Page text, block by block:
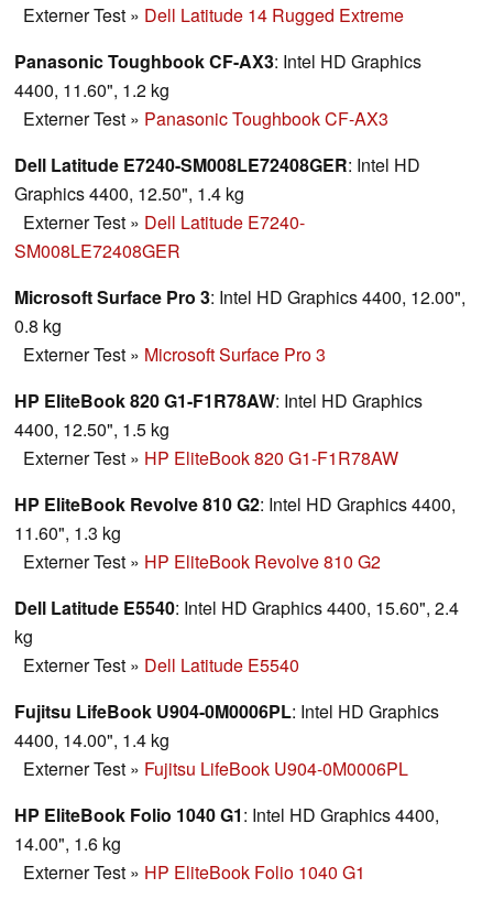
Externer Test » Dell Latitude 14 Rugged Extreme
Panasonic Toughbook CF-AX3: Intel HD Graphics
4400, 11.60", 1.2 kg
Externer Test » Panasonic Toughbook CF-AX3
Dell Latitude E7240-SM008LE72408GER: Intel HD
Graphics 4400, 12.50", 1.4 kg
Externer Test » Dell Latitude E7240-
SM008LE72408GER
Microsoft Surface Pro 3: Intel HD Graphics 4400, 12.00",
0.8 kg
Externer Test » Microsoft Surface Pro 3
HP EliteBook 820 G1-F1R78AW: Intel HD Graphics
4400, 12.50", 1.5 kg
Externer Test » HP EliteBook 820 G1-F1R78AW
HP EliteBook Revolve 810 G2: Intel HD Graphics 4400,
11.60", 1.3 kg
Externer Test » HP EliteBook Revolve 810 G2
Dell Latitude E5540: Intel HD Graphics 4400, 15.60", 2.4
kg
Externer Test » Dell Latitude E5540
Fujitsu LifeBook U904-0M0006PL: Intel HD Graphics
4400, 14.00", 1.4 kg
Externer Test » Fujitsu LifeBook U904-0M0006PL
HP EliteBook Folio 1040 G1: Intel HD Graphics 4400,
14.00", 1.6 kg
Externer Test » HP EliteBook Folio 1040 G1